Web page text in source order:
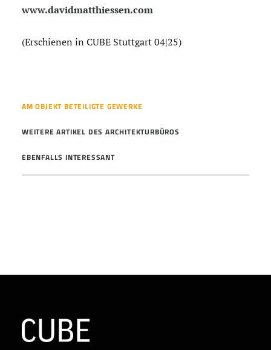
www.davidmatthiessen.com
(Erschienen in CUBE Stuttgart 04|25)
AM OBJEKT BETEILIGTE GEWERKE
WEITERE ARTIKEL DES ARCHITEKTURBÜROS
EBENFALLS INTERESSANT